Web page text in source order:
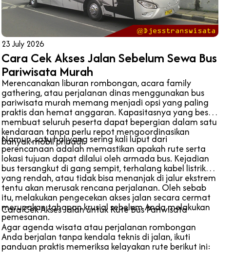
23 July 2026
Cara Cek Akses Jalan Sebelum Sewa Bus
Pariwisata Murah
Merencanakan liburan rombongan, acara family
gathering, atau perjalanan dinas menggunakan bus
pariwisata murah memang menjadi opsi yang paling
praktis dan hemat anggaran. Kapasitasnya yang besar
membuat seluruh peserta dapat bepergian dalam satu
kendaraan tanpa perlu repot mengoordinasikan
banyak mobil pribadi.
Namun, satu hal yang sering kali luput dari
perencanaan adalah memastikan apakah rute serta
lokasi tujuan dapat dilalui oleh armada bus. Kejadian
bus tersangkut di gang sempit, terhalang kabel listrik
yang rendah, atau tidak bisa menanjak di jalur ekstrem
tentu akan merusak rencana perjalanan. Oleh sebab
itu, melakukan pengecekan akses jalan secara cermat
merupakan tahapan krusial sebelum Anda melakukan
pemesanan.
Cara Cek Akses Jalan untuk Rute Bus Pariwisata
Agar agenda wisata atau perjalanan rombongan
Anda berjalan tanpa kendala teknis di jalan, ikuti
panduan praktis memeriksa kelayakan rute berikut ini: